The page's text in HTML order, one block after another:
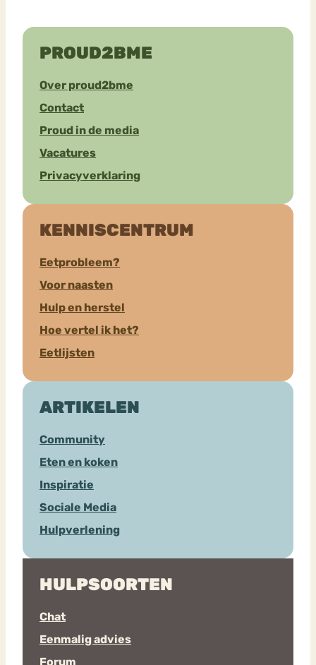
PROUD2BME
Over proud2bme
Contact
Proud in de media
Vacatures
Privacyverklaring
KENNISCENTRUM
Eetprobleem?
Voor naasten
Hulp en herstel
Hoe vertel ik het?
Eetlijsten
ARTIKELEN
Community
Eten en koken
Inspiratie
Sociale Media
Hulpverlening
HULPSOORTEN
Chat
Eenmalig advies
Forum